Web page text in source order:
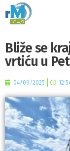
Bliže se
vrtiću u
04/09/2025